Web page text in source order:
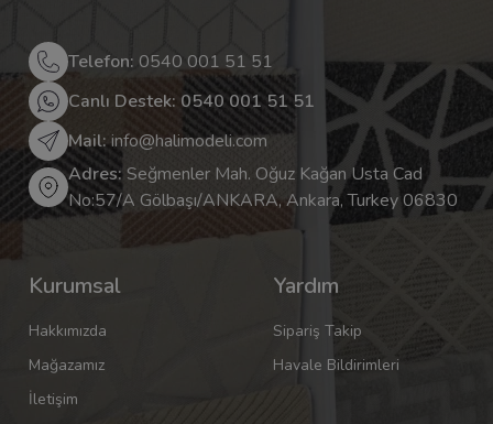
Telefon: 0540 001 51 51
Canlı Destek: 0540 001 51 51
Mail:info@halimodeli.com
Adres: Seğmenler Mah. Oğuz Kağan Usta Cad
No:57/A Gölbaşı/ANKARA, Ankara, Turkey 06830
Kurumsal
Hakkımızda
Mağazamız
İletişim
Yardım
Sipariş Takip
Havale Bildirimleri